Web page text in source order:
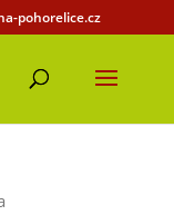
pohorelice.cz